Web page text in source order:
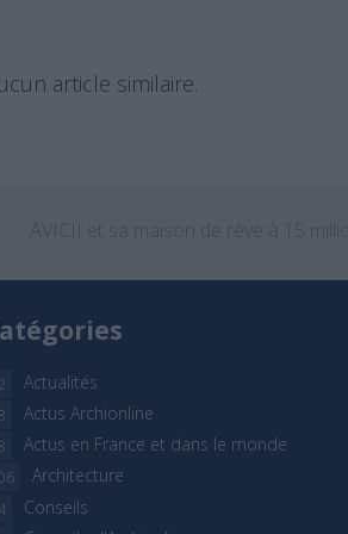
article similaire.
Actualités
Actus Archionline
Actus en France et dans le monde
Architecture
Conseils